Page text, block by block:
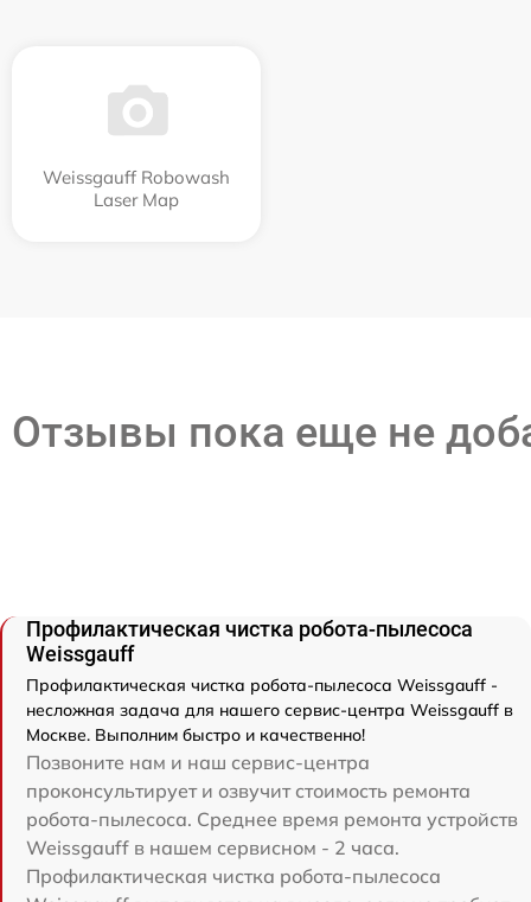
Weissgauff Robowash
Laser Map
Отзывы пока еще не
Профилактическая чистка робота-пылесоса
Weissgauff
Профилактическая чистка робота-пылесоса Weissgauff -
несложная задача для нашего сервис-центра Weissgauff в
Москве. Выполним быстро и качественно!
Позвоните нам и наш сервис-центра
проконсультирует и озвучит стоимость ремонта
робота-пылесоса. Среднее время ремонта устройств
Weissgauff в нашем сервисном - 2 часа.
Профилактическая чистка робота-пылесоса